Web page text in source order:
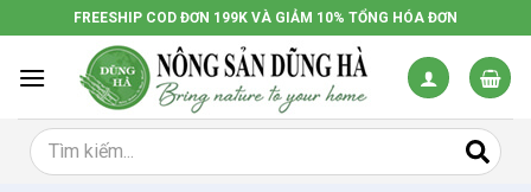
đến
dung
FREESHIP COD ĐƠN 199K VÀ GIẢM 10% TỔNG HÓA ĐƠN